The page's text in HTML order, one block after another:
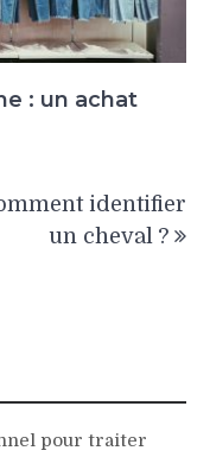
: un achat
identifier
un cheval ?
pour traiter